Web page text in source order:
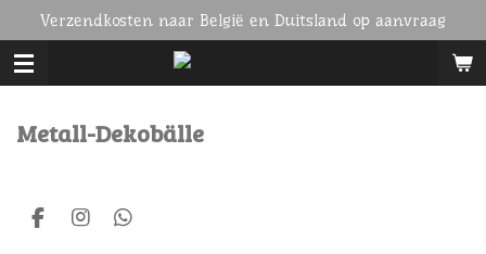
direct
naar
Verzendkosten naar België en Duitsland op aanvraag
Metall-Dekobälle
F
I
W